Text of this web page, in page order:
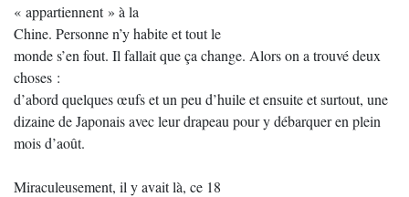
« appartiennent » à la
Chine. Personne n’y habite et tout le
monde s’en fout. Il fallait que ça change. Alors on a trouvé deux
choses :
d’abord quelques œufs et un peu d’huile et ensuite et surtout, une
dizaine de Japonais avec leur drapeau pour y débarquer en plein
mois d’août.
Miraculeusement, il y avait là, ce 18